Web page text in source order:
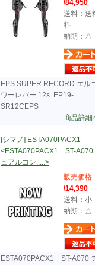
\84,950
送料：送
料
納期：△
EPS SUPER RECORD エル
ワーレバー 12s EP19-
SR12CEPS
商品詳
[シマノ] ESTA070PACX1
<ESTA070PACX1 ST-A070
ュアルコン.....>
販売価格
\14,390
送料：小
納期：△
ESTA070PACX1 ST-A070